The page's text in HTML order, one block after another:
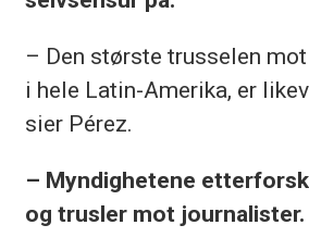
– Den største trusselen
i hele Latin-Amerika, er
sier Pérez.
– Myndighetene
og trusler mot journalister.